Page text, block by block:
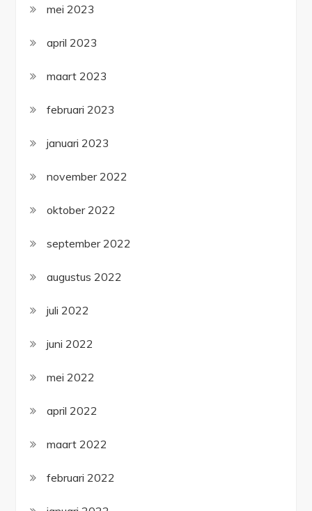
mei 2023
april 2023
maart 2023
februari 2023
januari 2023
november 2022
oktober 2022
september 2022
augustus 2022
juli 2022
juni 2022
mei 2022
april 2022
maart 2022
februari 2022